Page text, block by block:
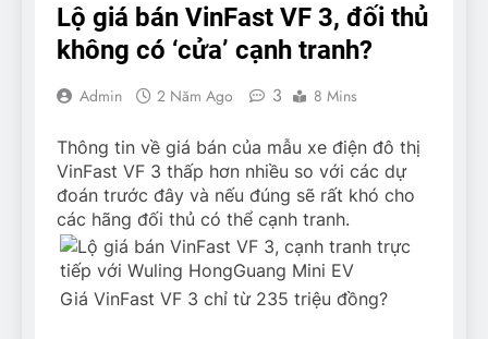
Lộ giá bán VinFast VF 3, đối thủ
không có ‘cửa’ cạnh tranh?
Admin 2 Năm Ago 3 8 Mins
Thông tin về giá bán của mẫu xe điện đô thị
VinFast VF 3 thấp hơn nhiều so với các dự
đoán trước đây và nếu đúng sẽ rất khó cho
các hãng đối thủ có thể cạnh tranh.
Giá VinFast VF 3 chỉ từ 235 triệu đồng?